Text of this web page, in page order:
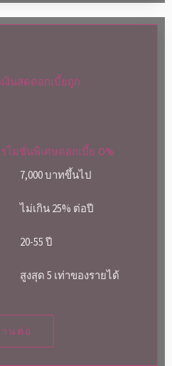
งินสดดอกเบี้ยถูก
โมชั่นพิเศษดอกเบี้ย 0%
7,000 บาทขึ้นไป
ไม่เกิน 25% ต่อปี
20-55 ปี
สูงสุด 5 เท่าของรายได้
นต่อ